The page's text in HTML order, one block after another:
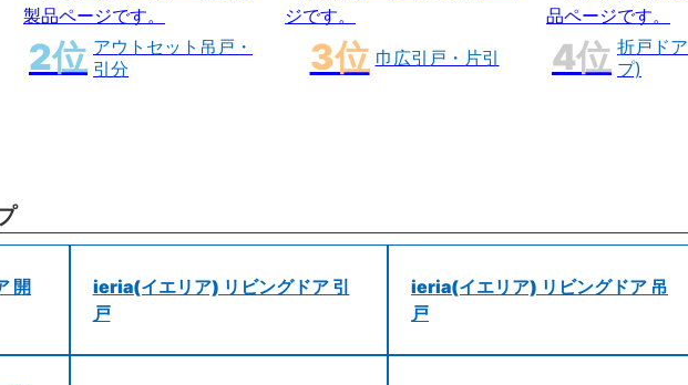
アウトセット吊戸・
引分
巾広引戸・片引
折戸ド
プ)
開
ieria(イエリア) リビングドア 引
戸
ieria(イエリア) リビングドア 吊
戸